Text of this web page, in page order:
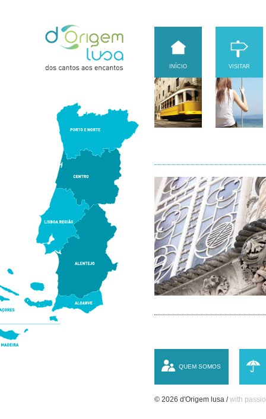
INÍCIO VISITAR
QUEM SOMOS
© 2026 d'Origem lusa /with